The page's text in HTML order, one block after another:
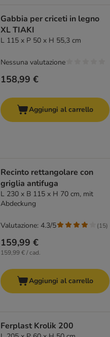
Gabbia per criceti in legno
XL TIAKI
L 115 x P 50 x H 55,3 cm
158,99 €
Nessuna valutazione
Aggiungi al carrello
Recinto rettangolare con
griglia antifuga
L 230 x B 115 x H 70 cm, mit
Abdeckung
159,99 €
159,99 € / cad.
Valutazione: 4.3/5 (15)
Aggiungi al carrello
Ferplast Krolik 200